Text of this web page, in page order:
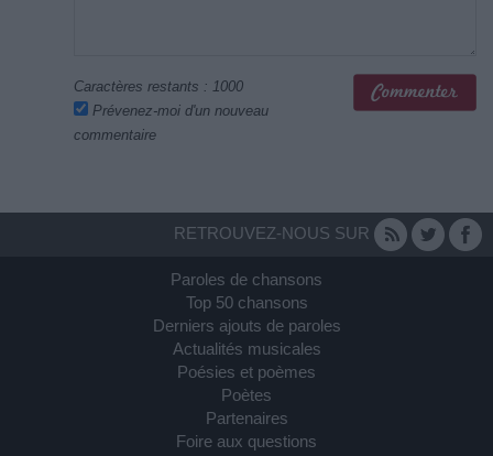
Caractères restants : 1000
Prévenez-moi d'un nouveau
commentaire
RETROUVEZ-NOUS SUR
Paroles de chansons
Top 50 chansons
Derniers ajouts de paroles
Actualités musicales
Poésies et poèmes
Poètes
Partenaires
Foire aux questions